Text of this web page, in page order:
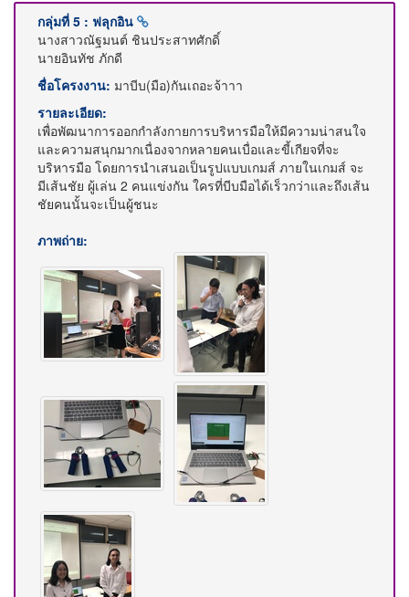
กลุ่มที่ 5 : ฟลุกอิน
นางสาวณัฐมนต์ ชินประสาทศักดิ์
นายอินทัช ภักดี
ชื่อโครงงาน: มาบีบ(มือ)กันเถอะจ้าาา
รายละเอียด:
เพื่อพัฒนาการออกกำลังกายการบริหารมือให้มีความน่าสนใจ
และความสนุกมากเนื่องจากหลายคนเบื่อและขี้เกียจที่จะ
บริหารมือ โดยการนำเสนอเป็นรูปแบบเกมส์ ภายในเกมส์ จะ
มีเส้นชัย ผู้เล่น 2 คนแข่งกัน ใครที่บีบมือได้เร็วกว่าและถึงเส้น
ชัยคนนั้นจะเป็นผู้ชนะ
ภาพถ่าย: